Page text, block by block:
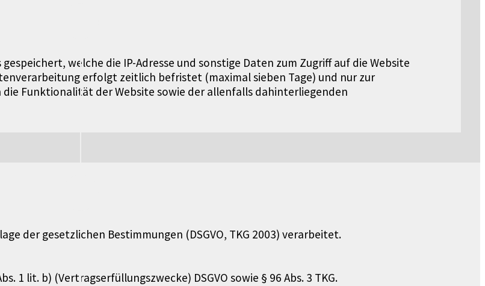
welche die IP-Adresse und sonstige Daten zum Zugriff auf die Website
erfolgt zeitlich befristet (maximal sieben Tage) und nur zur
die Funktionalität der Website sowie der allenfalls dahinterliegenden
der gesetzlichen Bestimmungen (DSGVO, TKG 2003) verarbeitet.
1 lit. b) (Vertragserfüllungszwecke) DSGVO sowie § 96 Abs. 3 TKG.